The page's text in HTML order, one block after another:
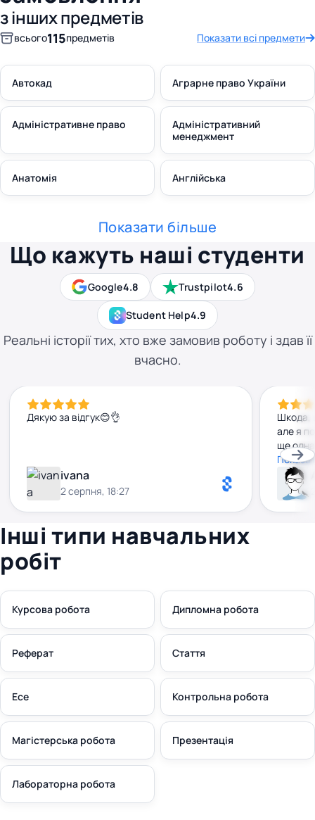
з інших предметів
всього115предметів Показати всі предмети
Автокад Аграрне право України
Адміністративне право
Адміністративний
менеджмент
Анатомія Англійська
Показати більше
Google4.8 Trustpilot4.6
Student Help4.9
Що кажуть наші студенти
Реальні історії тих, хто вже замовив роботу і здав її
вчасно.
Дякую за відгук😊👌
ivana
2 серпня, 18:27
Шкода,
але я
ще
Інші типи навчальних
робіт
Курсова робота Дипломна робота
Реферат Стаття
Есе Контрольна робота
Магістерська робота Презентація
Лабораторна робота